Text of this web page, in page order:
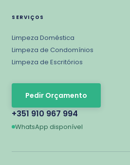
SERVIÇOS
Limpeza Doméstica
Limpeza de Condomínios
Limpeza de Escritórios
Pedir Orçamento
+351 910 967 994
WhatsApp disponível